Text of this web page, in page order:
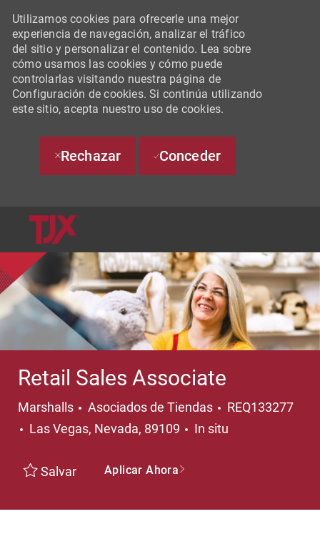
Utilizamos cookies para ofrecerle una mejor
experiencia de navegación, analizar el tráfico
del sitio y personalizar el contenido. Lea sobre
cómo usamos las cookies y cómo puede
controlarlas visitando nuestra página de
Configuración de cookies. Si continúa utilizando
este sitio, acepta nuestro uso de cookies.
Rechazar Conceder
Retail Sales Associate
Marshalls Categoría
Asociados de Tiendas
REQ133277
Ubicación
Las Vegas, Nevada, 89109 In situ
Salvar Aplicar Ahora